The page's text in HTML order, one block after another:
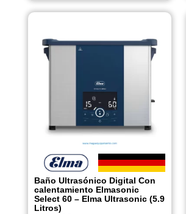
Baño Ultrasónico Digital Con
calentamiento Elmasonic
Select 60 – Elma Ultrasonic (5.9
Litros)